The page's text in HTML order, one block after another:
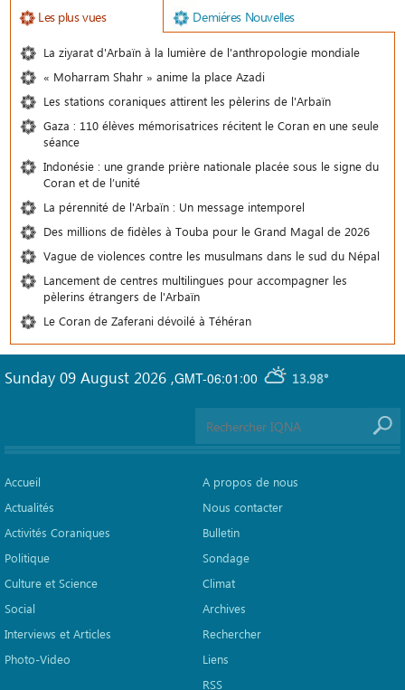
Les plus vues Demiéres Nouvelles
La ziyarat d'Arbaïn à la lumière de l'anthropologie mondiale
« Moharram Shahr » anime la place Azadi
Les stations coraniques attirent les pèlerins de l'Arbaïn
Gaza : 110 élèves mémorisatrices récitent le Coran en une seule
séance
Indonésie : une grande prière nationale placée sous le signe du
Coran et de l’unité
La pérennité de l'Arbaïn : Un message intemporel
Des millions de fidèles à Touba pour le Grand Magal de 2026
Vague de violences contre les musulmans dans le sud du Népal
Lancement de centres multilingues pour accompagner les
pèlerins étrangers de l'Arbaïn
Le Coran de Zaferani dévoilé à Téhéran
GMT-06:01:00 13.98°
Sunday 09 August 2026 ,
Accueil
Actualités
Activités Coraniques
Politique
Culture et Science
Social
Interviews et Articles
Photo-Video
A propos de nous
Nous contacter
Bulletin
Sondage
Climat
Archives
Rechercher
Liens
RSS